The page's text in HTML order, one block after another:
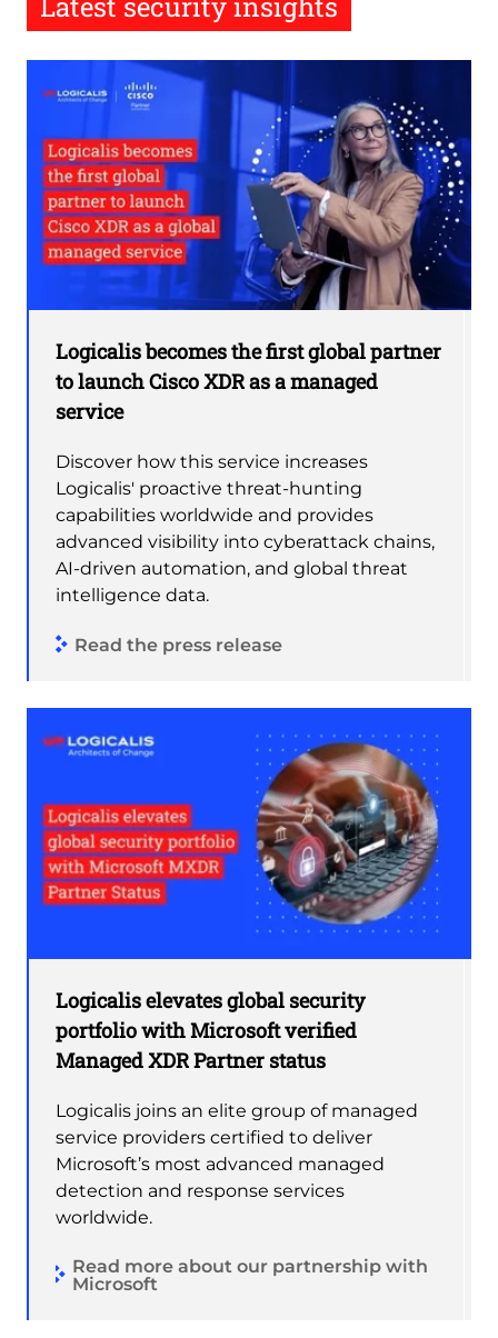
Logicalis becomes the first global partner
to launch Cisco XDR as a managed
service
Discover how this service increases
Logicalis' proactive threat-hunting
capabilities worldwide and provides
advanced visibility into cyberattack chains,
AI-driven automation, and global threat
intelligence data.
Read the press release
Logicalis elevates global security
portfolio with Microsoft verified
Managed XDR Partner status
Logicalis joins an elite group of managed
service providers certified to deliver
Microsoft’s most advanced managed
detection and response services
worldwide.
Read more about our partnership with
Microsoft